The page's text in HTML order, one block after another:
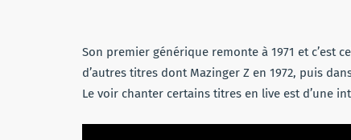
Son premier générique remonte à 1971 et c’est
d’autres titres dont Mazinger Z en 1972, puis
Le voir chanter certains titres en live est d’une